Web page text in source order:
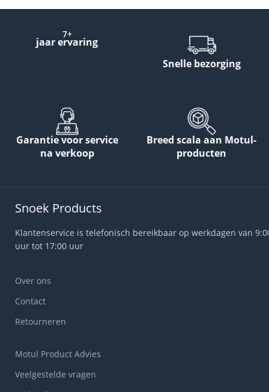
7+
jaar ervaring
Snelle bezorging
Garantie voor service
na verkoop
Breed scala aan Motul-
producten
Snoek Products
Klantenservice is telefonisch bereikbaar op werkdagen van
uur tot 17:00 uur
Over ons
Contact
Retourneren
Motul Product Advies
Veelgestelde vragen